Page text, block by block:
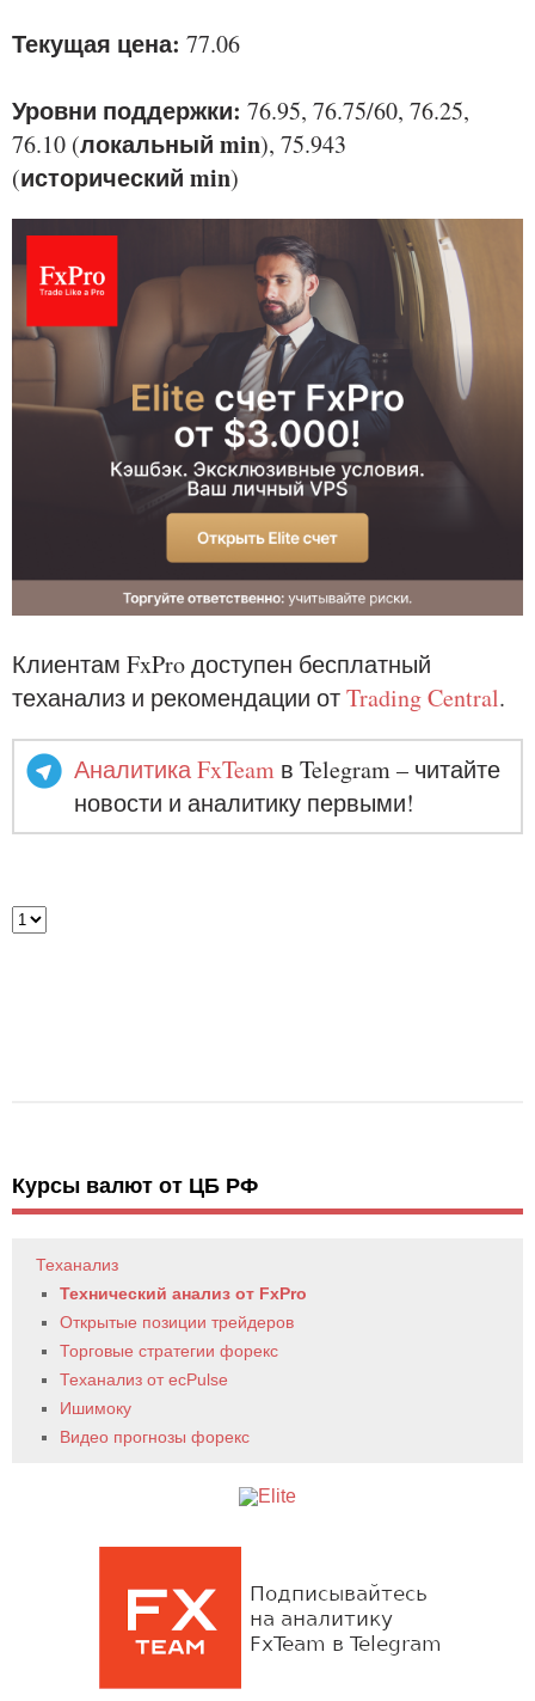
Текущая цена: 77.06
Уровни поддержки: 76.95, 76.75/60, 76.25,
76.10 (локальный min), 75.943
(исторический min)
Клиентам FxPro доступен бесплатный
теханализ и рекомендации отTrading Central.
Аналитика FxTeam в Telegram – читайте
новости и аналитику первыми!
Курсы валют от ЦБ РФ
Теханализ
Технический анализ от FxPro
Открытые позиции трейдеров
Торговые стратегии форекс
Теханализ от ecPulse
Ишимоку
Видео прогнозы форекс